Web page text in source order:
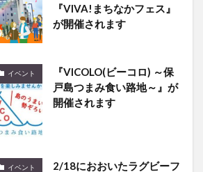
『VIVA!まちなかフェス』
が開催されます
イベント
『VICOLO(ビーコロ) ～保
戸島つまみ食い路地～』が
開催されます
イベント
2/18におおいたラグビーフ